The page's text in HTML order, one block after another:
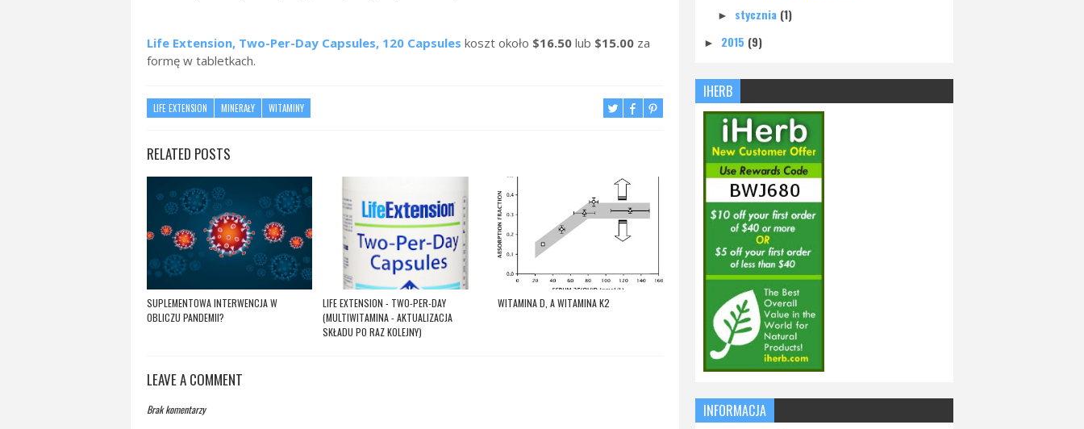
Life Extension, Two-Per-Day Capsules, 120 Capsules koszt około $16.50 lub $15.00 za
formę w tabletkach.
LIFE EXTENSION MINERAŁY WITAMINY
RELATED POSTS
SUPLEMENTOWA INTERWENCJA W
OBLICZU PANDEMII?
LIFE EXTENSION - TWO-PER-DAY
(MULTIWITAMINA - AKTUALIZACJA
SKŁADU PO RAZ KOLEJNY)
WITAMINA D, A WITAMINA K2
LEAVE A COMMENT
Brak komentarzy
► stycznia (1)
► 2015 (9)
IHERB
INFORMACJA